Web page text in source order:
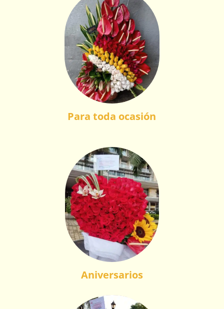
Para toda ocasión
Aniversarios